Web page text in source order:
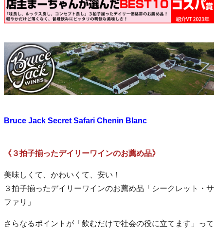
Bruce Jack Secret Safari Chenin Blanc
《３拍子揃ったデイリーワインのお薦め品》
美味しくて、かわいくて、安い！
３拍子揃ったデイリーワインのお薦め品「シークレット・サ
ファリ」
さらなるポイントが「飲むだけで社会の役に立てます」って